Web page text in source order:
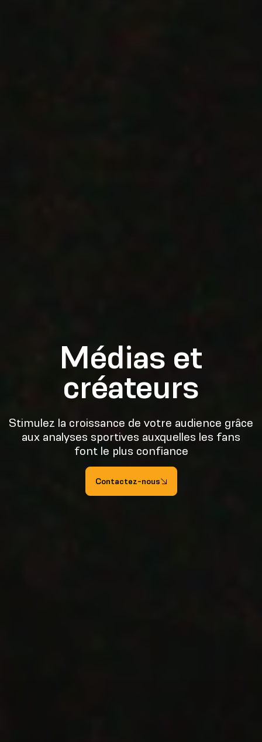
Médias et
créateurs
Stimulez la croissance de votre audience grâce
aux analyses sportives auxquelles les fans
font le plus confiance
Contactez-nous